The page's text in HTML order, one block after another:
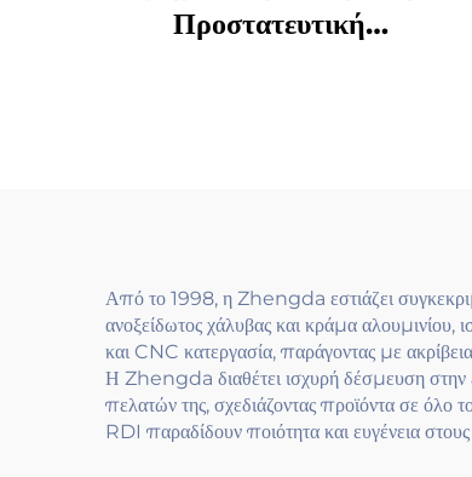
Προστατευτική
Μεταφορά
Από το 1998, η Zhengda εστιάζει
ανοξείδωτος χάλυβας και κράμα
και CNC κατεργασία, παράγοντας με
Η Zhengda διαθέτει ισχυρή δέσμευση στην
πελατών της, σχεδιάζοντας προϊόντα σε όλο
RDI παραδίδουν ποιότητα και ευγένεια